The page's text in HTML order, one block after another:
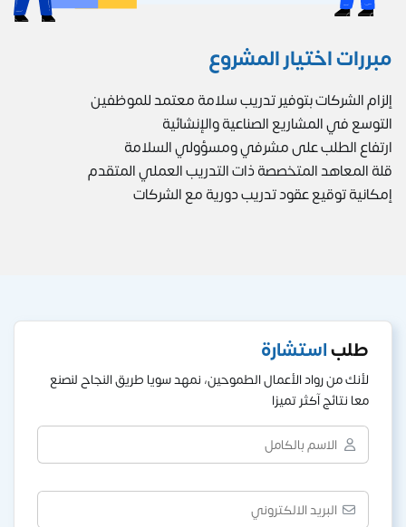
مبررات اختيار المشروع
إلزام الشركات بتوفير تدريب سلامة معتمد للموظفين
التوسع في المشاريع الصناعية والإنشائية
ارتفاع الطلب على مشرفي ومسؤولي السلامة
قلة المعاهد المتخصصة ذات التدريب العملي المتقدم
إمكانية توقيع عقود تدريب دورية مع الشركات
طلباستشارة
لأنك من رواد الأعمال الطموحين، نمهد سويا طريق النجاح لنصنع
معا نتائج آكثر تميزا